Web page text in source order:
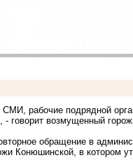
СМИ, рабочие подрядной
- говорит возмущенный
обращение в
Конюшинской, в котором